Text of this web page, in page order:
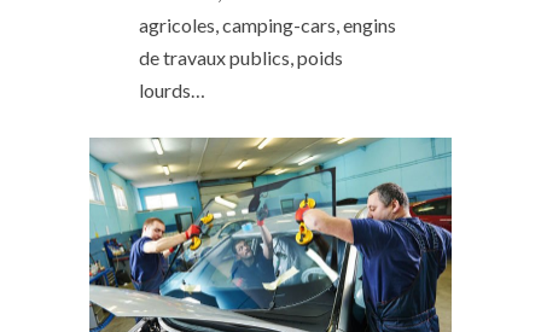
agricoles, camping-cars, engins
de travaux publics, poids
lourds…